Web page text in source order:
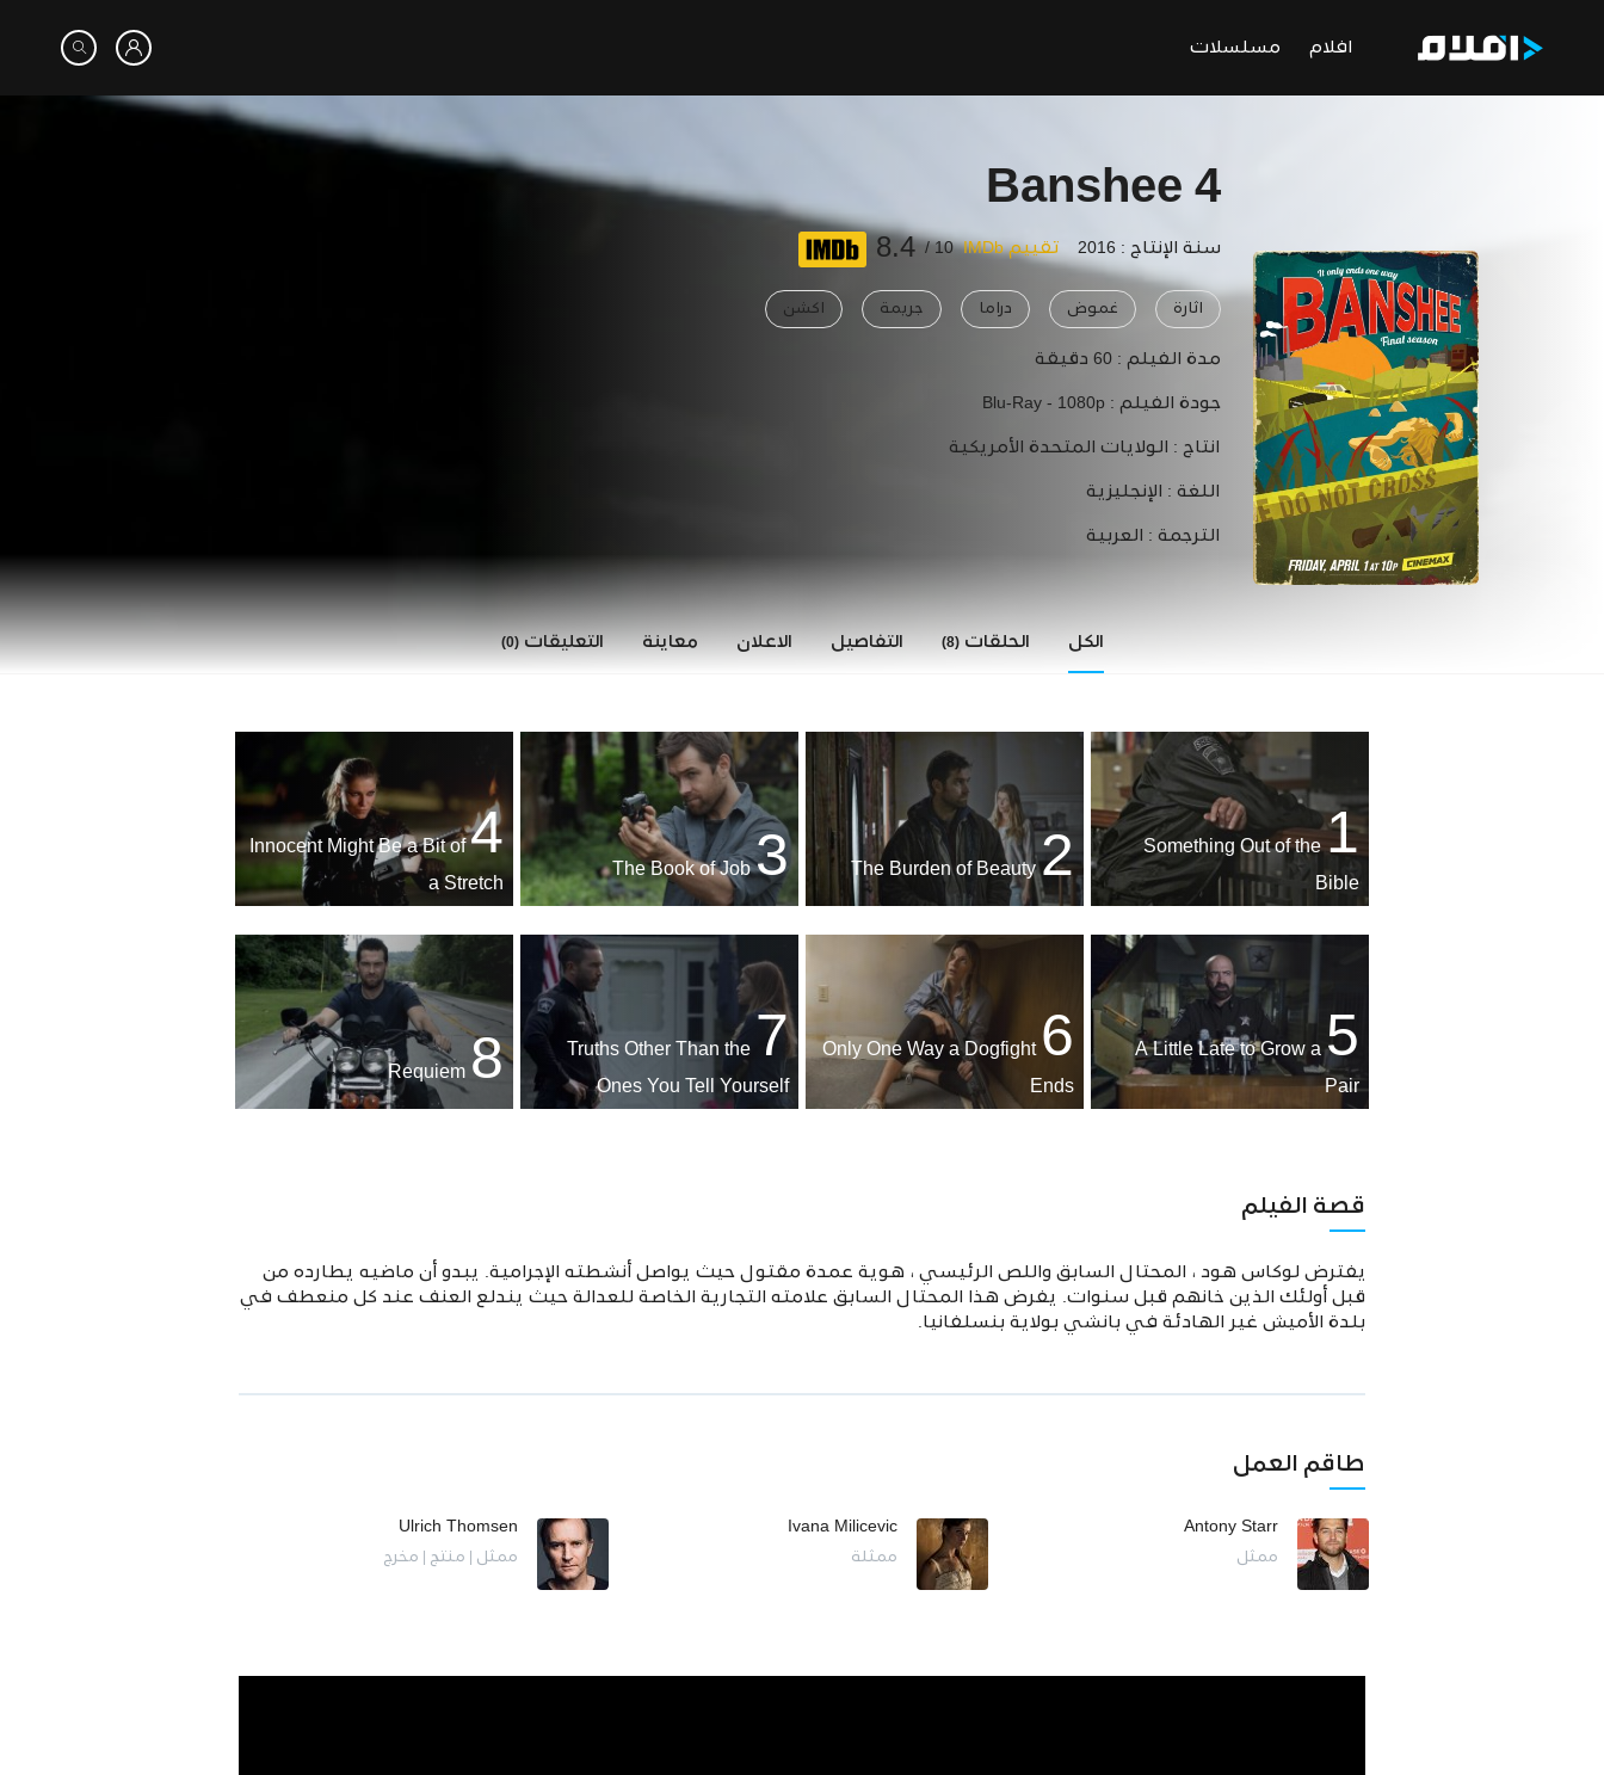
افلام مسلسلات
Banshee 4
سنة الإنتاج : 2016 تقييم IMDb 10 /
8.4
اثارة غموض دراما جريمة اكشن
مدة الفيلم :60 دقيقة
جودة الفيلم : Blu-Ray - 1080p
انتاج : الولايات المتحدة الأمريكية
اللغة : الإنجليزية
الترجمة : العربية
الكل الحلقات(8) التفاصيل الاعلان معاينة التعليقات(0)
1
Something Out of the
Bible
2
The Burden of Beauty
3
The Book of Job
4
Innocent Might Be a Bit of
a Stretch
5
A Little Late to Grow a
Pair
6
Only One Way a Dogfight
Ends
7
Truths Other Than the
Ones You Tell Yourself
8
قصة الفيلم
يفترض لوكاس هود ، المحتال السابق واللص الرئيسي ، هوية عمدة مقتول حيث يواصل أنشطته الإجرامية. يبدو أن ماضيه يطارده من
قبل أولئك الذين خانهم قبل سنوات. يفرض هذا المحتال السابق علامته التجارية الخاصة للعدالة حيث يندلع العنف عند كل منعطف في
بلدة الأميش غير الهادئة في بانشي بولاية بنسلفانيا.
طاقم العمل
Antony Starr
ممثل
Ivana Milicevic
ممثلة
Ulrich Thomsen
ممثل | منتج | مخرج